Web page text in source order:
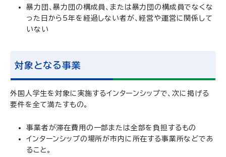
暴力団、暴力団の構成員、または暴力団の構成員でなくな
った日から5年を経過しない者が、経営や運営に関係して
いない
対象となる事業
外国人学生を対象に実施するインターンシップで、次に掲げる
要件を全て満たすもの。
事業者が滞在費用の一部または全部を負担するもの
インターンシップの場所が市内に所在する事業所などであ
ること。